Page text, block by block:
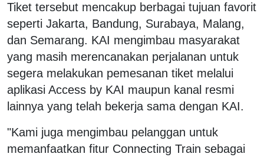
Tiket tersebut mencakup berbagai tujuan favorit
seperti Jakarta, Bandung, Surabaya, Malang,
dan Semarang. KAI mengimbau masyarakat
yang masih merencanakan perjalanan untuk
segera melakukan pemesanan tiket melalui
aplikasi Access by KAI maupun kanal resmi
lainnya yang telah bekerja sama dengan KAI.
"Kami juga mengimbau pelanggan untuk
memanfaatkan fitur Connecting Train sebagai